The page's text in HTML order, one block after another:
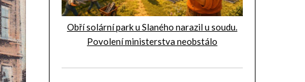
Obří solární park u Slaného narazil u soudu.
Povolení ministerstva neobstálo